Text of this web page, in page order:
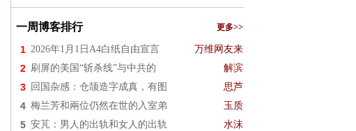
一周博客排行 更多>>
1 2026年1月1日A4白纸自由宣言 万维网友来
2 刷屏的美国“斩杀线”与中共的 解滨
3 回国杂感：仓颉造字成真，有图 思芦
4 梅兰芳和兩位仍然在世的入室弟 玉质
5 安芃：男人的出轨和女人的出轨 水沫